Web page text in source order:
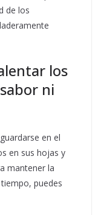
de los
los
ni
en el
en sus hojas y
mantener la
puedes